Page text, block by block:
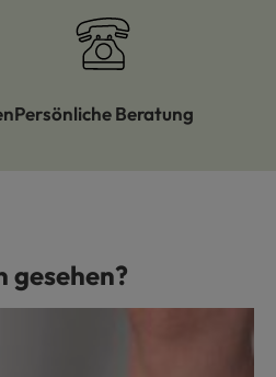
Persönliche Beratung
gesehen?